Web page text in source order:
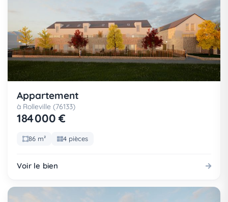
Appartement
à Rolleville (76133)
184 000 €
86 m² 4 pièces
Voir le bien